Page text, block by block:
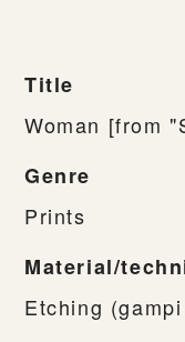
Title
Woman [from
Genre
Prints
Material/
Etching